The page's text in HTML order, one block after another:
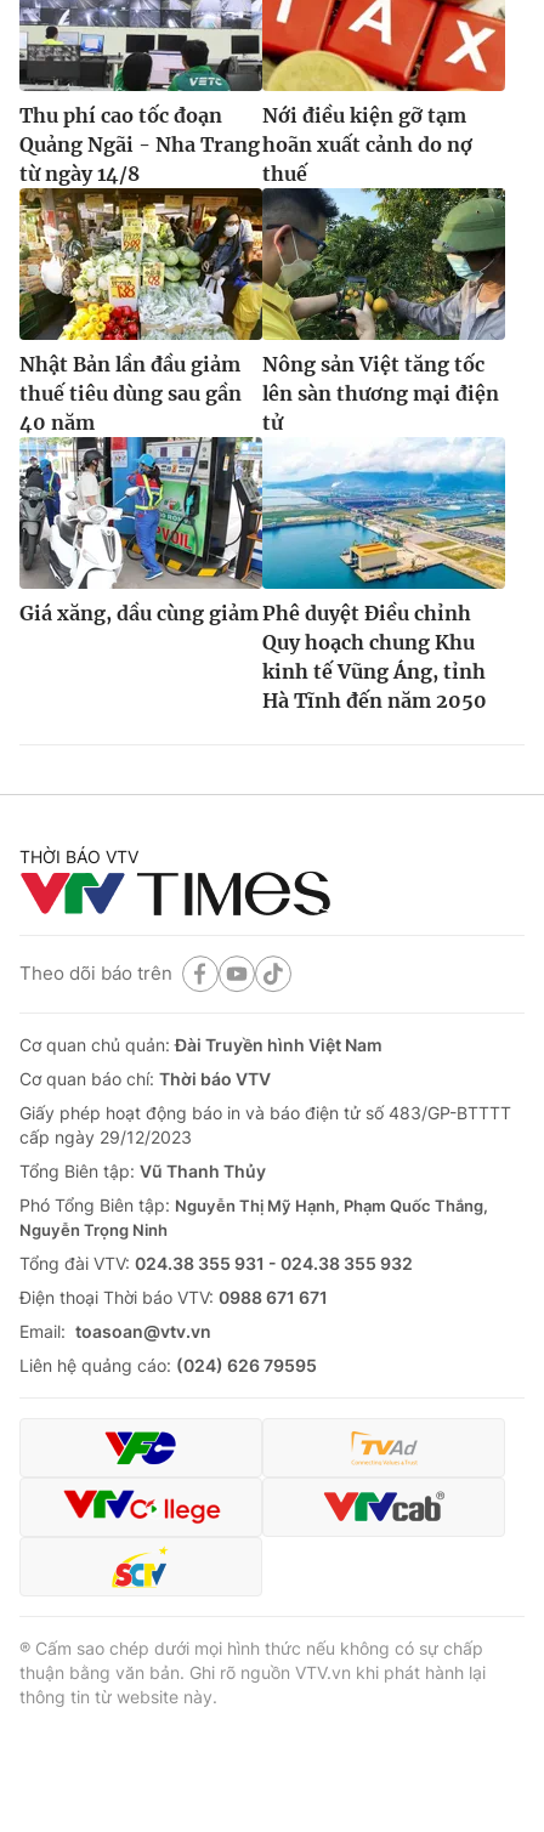
Thu phí cao tốc đoạn
Quảng Ngãi - Nha Trang
từ ngày 14/8
Nới điều kiện gỡ tạm
hoãn xuất cảnh do nợ
thuế
Nhật Bản lần đầu giảm
thuế tiêu dùng sau gần
40 năm
Nông sản Việt tăng tốc
lên sàn thương mại điện
tử
Giá xăng, dầu cùng giảm Phê duyệt Điều chỉnh
Quy hoạch chung Khu
kinh tế Vũng Áng, tỉnh
Hà Tĩnh đến năm 2050
THỜI BÁO VTV
Theo dõi báo trên
Cơ quan chủ quản:Đài Truyền hình Việt Nam
Cơ quan báo chí: Thời báo VTV
Giấy phép hoạt động báo in và báo điện tử số 483/GP-BTTTT
cấp ngày 29/12/2023
Tổng Biên tập: Vũ Thanh Thủy
Phó Tổng Biên tập: Nguyễn Thị Mỹ Hạnh, Phạm Quốc Thắng,
Nguyễn Trọng Ninh
Tổng đài VTV: 024.38 355 931 - 024.38 355 932
Ðiện thoại Thời báo VTV: 0988 671 671
Email: toasoan@vtv.vn
Liên hệ quảng cáo: (024) 626 79595
® Cấm sao chép dưới mọi hình thức nếu không có sự chấp
thuận bằng văn bản. Ghi rõ nguồn VTV.vn khi phát hành lại
thông tin từ website này.